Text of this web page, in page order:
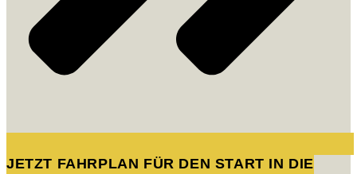
JETZT FAHRPLAN FÜR DEN START IN DIE